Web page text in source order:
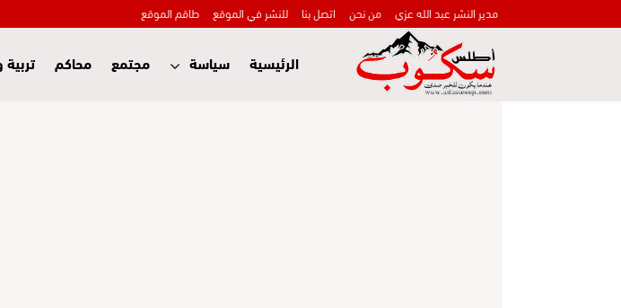
مدير النشر عبد الله عزي من نحن اتصل بنا للنشر في الموقع طاقم الموقع
الرئيسية سياسة مجتمع محاكم